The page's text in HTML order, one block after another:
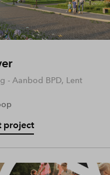
- Aanbod BPD, Lent
project